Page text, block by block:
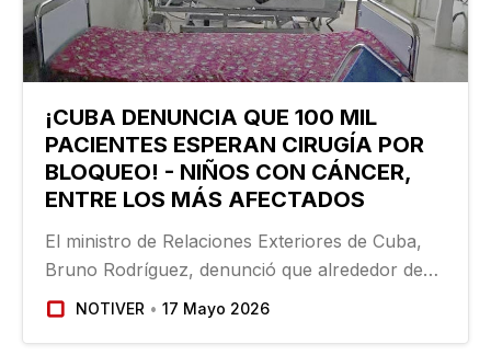
¡CUBA DENUNCIA QUE 100 MIL
PACIENTES ESPERAN CIRUGÍA POR
BLOQUEO! - NIÑOS CON CÁNCER,
ENTRE LOS MÁS AFECTADOS
El ministro de Relaciones Exteriores de Cuba,
Bruno Rodríguez, denunció que alrededor de
100 mil pacientes en la isla, incluidos 12 mil
NOTIVER 17 Mayo 2026